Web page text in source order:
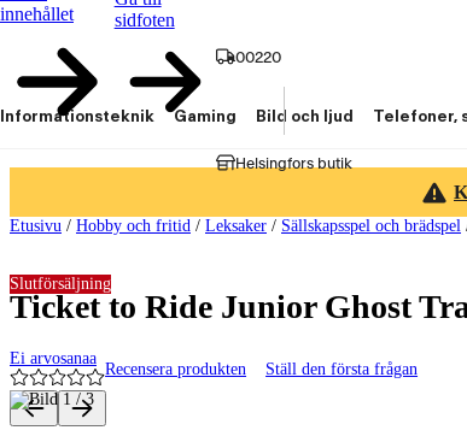
innehållet
sidfoten
00220
Helsingfors butik
Informationsteknik Gaming Bild och ljud Telefoner,
Etusivu / Hobby och fritid / Leksaker / Sällskapsspel och brädspel
Ticket to Ride Junior Ghost
Ei arvosanaa
Recensera produkten Ställ den första frågan
Slutförsäljning
Produktbilder och videor